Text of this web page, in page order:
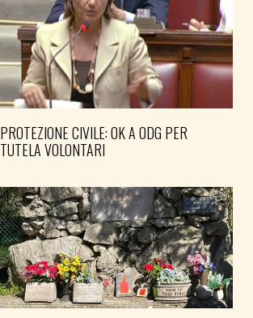
PROTEZIONE CIVILE: OK A ODG PER
TUTELA VOLONTARI